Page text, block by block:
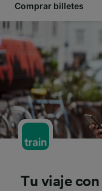
Comprar billetes
Tu viaje